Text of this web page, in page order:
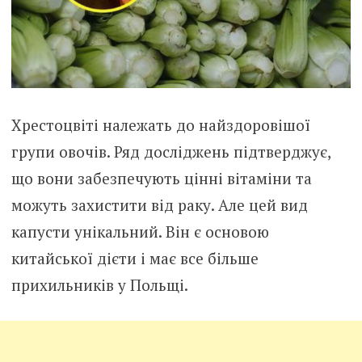
Хрестоцвіті належать до найздоровішої
групи овочів. Ряд досліджень підтверджує,
що вони забезпечують цінні вітаміни та
можуть захистити від раку. Але цей вид
капусти унікальний. Він є основою
китайської дієти і має все більше
прихильників у Польщі.